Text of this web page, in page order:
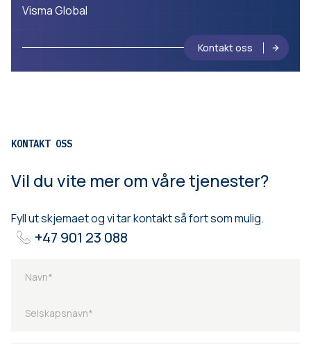
Visma Global
Kontakt oss
KONTAKT OSS
Vil du vite mer om våre tjenester?
Fyll ut skjemaet og vi tar kontakt så fort som mulig.
+47 901 23 088